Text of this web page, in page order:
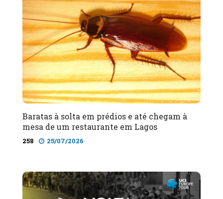
Baratas à solta em prédios e até chegam à
mesa de um restaurante em Lagos
258 25/07/2026